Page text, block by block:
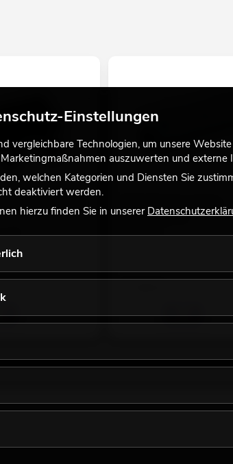
Verteilverstärker
Einstellungen
vergleichbare Technologien, um unsere
auszuwerten und
welchen Kategorien und Diensten Sie
deaktiviert werden.
hierzu finden Sie in unserer